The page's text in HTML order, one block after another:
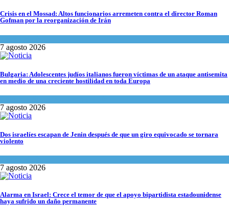
Crisis en el Mossad: Altos funcionarios arremeten contra el director Roman
Gofman por la reorganización de Irán
7 agosto 2026
Bulgaria: Adolescentes judíos italianos fueron víctimas de un ataque antisemita
en medio de una creciente hostilidad en toda Europa
7 agosto 2026
Dos israelíes escapan de Jenin después de que un giro equivocado se tornara
violento
7 agosto 2026
Alarma en Israel: Crece el temor de que el apoyo bipartidista estadounidense
haya sufrido un daño permanente